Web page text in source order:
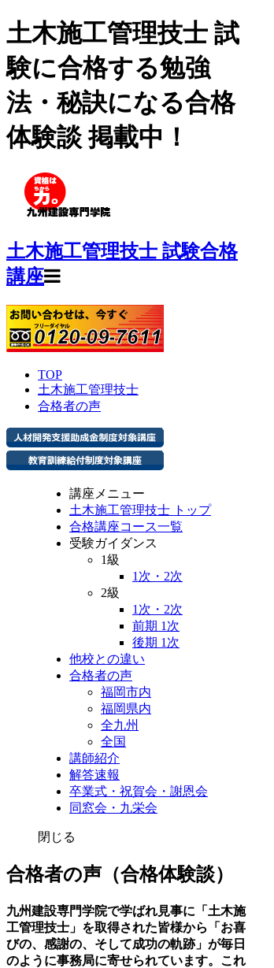
土木施工管理技士 試
験に合格する勉強
法・秘訣になる合格
体験談 掲載中！
土木施工管理技士 試験合格
講座
TOP
土木施工管理技士
合格者の声
講座メニュー
土木施工管理技士 トップ
合格講座コース一覧
受験ガイダンス
1級
1次・2次
2級
1次・2次
前期 1次
後期 1次
他校との違い
合格者の声
福岡市内
福岡県内
全九州
全国
講師紹介
解答速報
卒業式・祝賀会・謝恩会
同窓会・九栄会
閉じる
合格者の声（合格体験談）
九州建設専門学院で学ばれ見事に「土木施
工管理技士」を取得された皆様から「お喜
びの、感謝の、そして成功の軌跡」が毎日
のように事務局に寄せられています。これ